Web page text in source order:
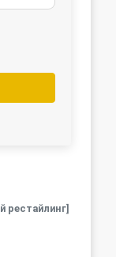
рестайлинг]